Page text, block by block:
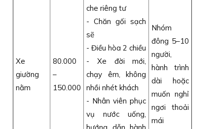
Xe
giường
nằm
80.000
–
150.000
che riêng tư
- Chăn gối sạch
sẽ
- Điều hòa 2 chiều
- Xe đời mới,
chạy êm, không
nhồi nhét khách
- Nhân viên phục
vụ nước uống,
Nhóm
đông 5–10
người,
hành trình
dài hoặc
muốn nghỉ
ngơi thoải
mái